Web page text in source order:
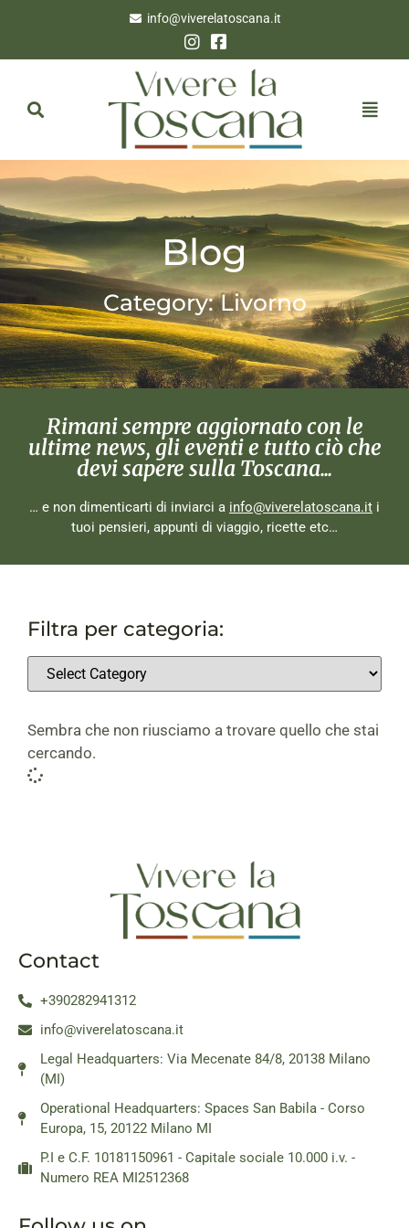
info@viverelatoscana.it
Blog
Category: Livorno
Rimani sempre aggiornato con le
ultime news, gli eventi e tutto ciò che
devi sapere sulla Toscana...
… e non dimenticarti di inviarci a info@viverelatoscana.it i
tuoi pensieri, appunti di viaggio, ricette etc…
Filtra per categoria:
Sembra che non riusciamo a trovare quello che stai
cercando.
Contact
+390282941312
info@viverelatoscana.it
Legal Headquarters: Via Mecenate 84/8, 20138 Milano
(MI)
Operational Headquarters: Spaces San Babila - Corso
Europa, 15, 20122 Milano MI
P.I e C.F. 10181150961 - Capitale sociale 10.000 i.v. -
Numero REA MI2512368